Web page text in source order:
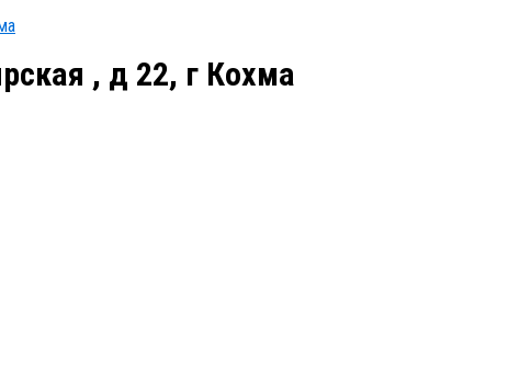
, д 22, г Кохма